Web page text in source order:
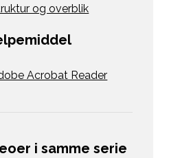
og overblik
Acrobat Reader
i samme serie